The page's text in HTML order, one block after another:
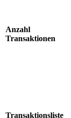
Anzahl
Transaktionen
Transaktionsliste